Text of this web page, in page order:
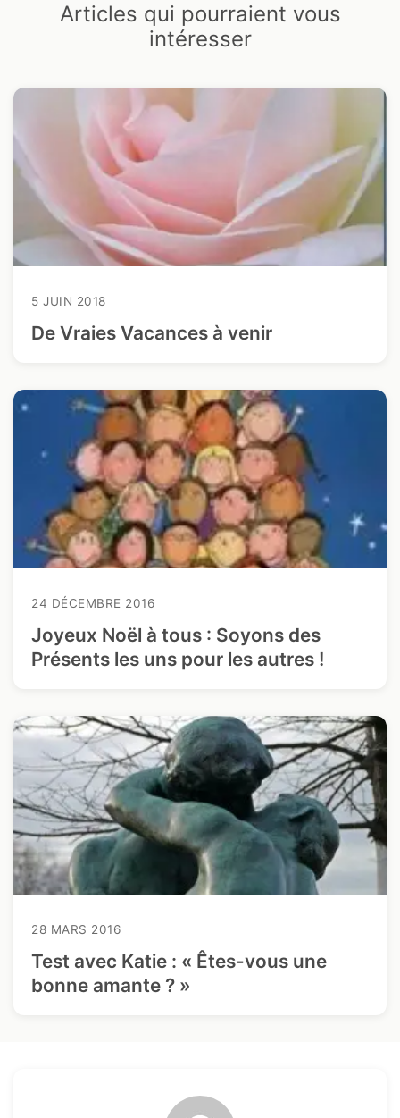
Articles qui pourraient vous
intéresser
5 JUIN 2018
De Vraies Vacances à venir
24 DÉCEMBRE 2016
Joyeux Noël à tous : Soyons des
Présents les uns pour les autres !
28 MARS 2016
Test avec Katie : « Êtes-vous une
bonne amante ? »